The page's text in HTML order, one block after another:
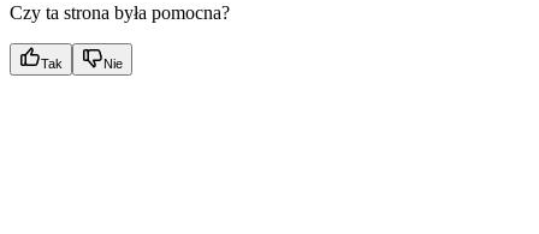
Czy ta strona była pomocna?
Tak Nie